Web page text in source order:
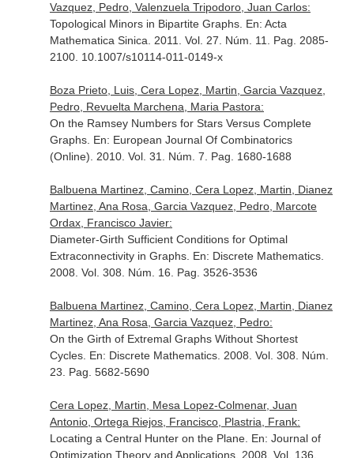
Vazquez, Pedro, Valenzuela Tripodoro, Juan Carlos:
Topological Minors in Bipartite Graphs. En: Acta
Mathematica Sinica . 2011. Vol. 27. Núm. 11. Pag. 2085-
2100. 10.1007/s10114-011-0149-x
Boza Prieto, Luis, Cera Lopez, Martin, Garcia Vazquez,
Pedro, Revuelta Marchena, Maria Pastora:
On the Ramsey Numbers for Stars Versus Complete
Graphs. En: European Journal Of Combinatorics
(Online) . 2010. Vol. 31. Núm. 7. Pag. 1680-1688
Balbuena Martinez, Camino, Cera Lopez, Martin, Dianez
Martinez, Ana Rosa, Garcia Vazquez, Pedro, Marcote
Ordax, Francisco Javier:
Diameter-Girth Sufficient Conditions for Optimal
Extraconnectivity in Graphs. En: Discrete Mathematics.
2008. Vol. 308. Núm. 16. Pag. 3526-3536
Balbuena Martinez, Camino, Cera Lopez, Martin, Dianez
Martinez, Ana Rosa, Garcia Vazquez, Pedro:
On the Girth of Extremal Graphs Without Shortest
Cycles. En: Discrete Mathematics. 2008. Vol. 308. Núm.
23. Pag. 5682-5690
Cera Lopez, Martin, Mesa Lopez-Colmenar, Juan
Antonio, Ortega Riejos, Francisco, Plastria, Frank:
Locating a Central Hunter on the Plane. En: Journal of
Optimization Theory and Applications. 2008. Vol. 136.